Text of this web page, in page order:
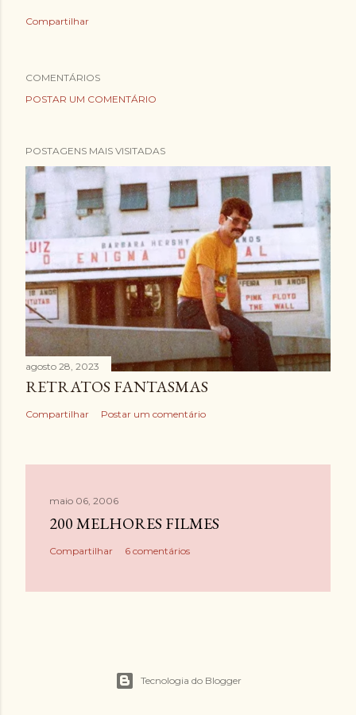
Compartilhar
COMENTÁRIOS
POSTAR UM COMENTÁRIO
POSTAGENS MAIS VISITADAS
agosto 28, 2023
RETRATOS FANTASMAS
Compartilhar Postar um comentário
maio 06, 2006
200 MELHORES FILMES
Compartilhar 6 comentários
Tecnologia do Blogger